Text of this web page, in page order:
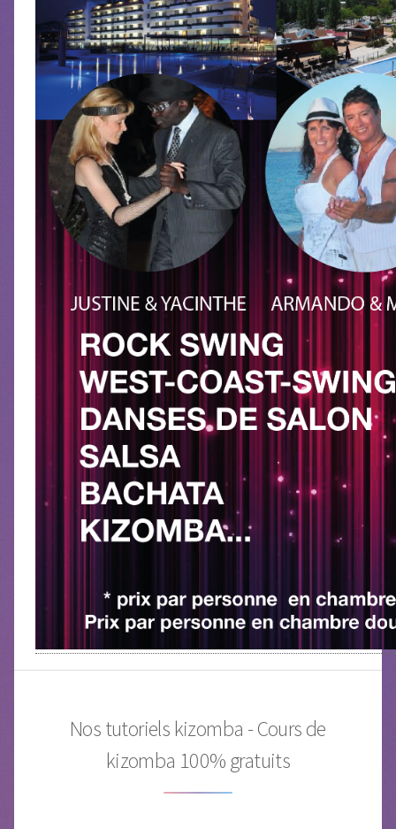
Nos tutoriels kizomba - Cours de
kizomba 100% gratuits